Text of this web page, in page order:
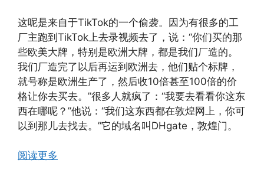
这呢是来自于TikTok的一个偷袭。因为有很多的工
厂主跑到TikTok上去录视频去了，说：“你们买的那
些欧美大牌，特别是欧洲大牌，都是我们厂造的。
我们厂造完了以后再运到欧洲去，他们贴个标牌，
就号称是欧洲生产了，然后收10倍甚至100倍的价
格让你去买去。”很多人就疯了：“我要去看看你这东
西在哪呢？”他说：“我们这东西都在敦煌网上，你可
以到那儿去找去。”它的域名叫DHgate，敦煌门。
阅读更多